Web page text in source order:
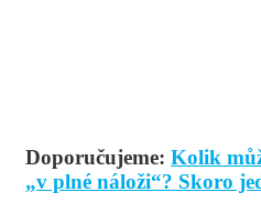
Doporučujeme: Kolik
„v plné náloži“? Skoro